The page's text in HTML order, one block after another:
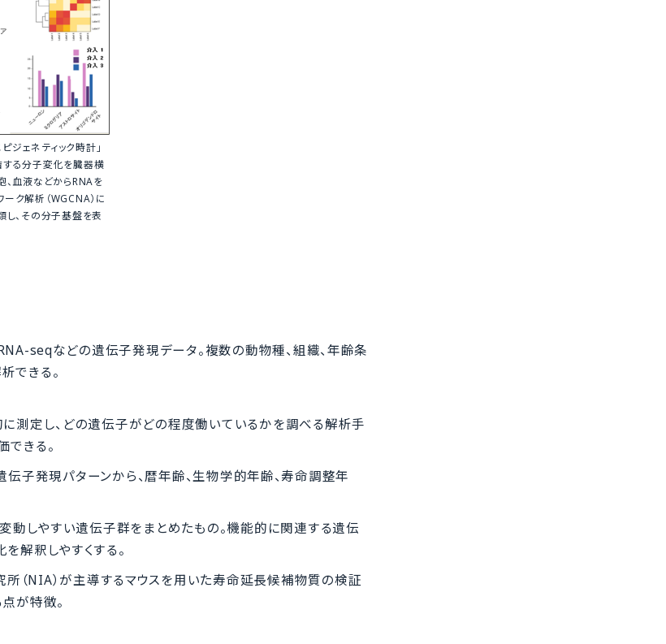
ェネティック時計」
する分子変化を臓器横
、血液などからRNAを
ク解析（WGCNA）に
、その分子基盤を表
seqなどの遺伝子発現データ。複数の動物種、組織、年齢条
できる。
測定し、どの遺伝子がどの程度働いているかを調べる解析手
きる。
伝子発現パターンから、暦年齢、生物学的年齢、寿命調整年
しやすい遺伝子群をまとめたもの。機能的に関連する遺伝
解釈しやすくする。
NIA）が主導するマウスを用いた寿命延長候補物質の検証
が特徴。